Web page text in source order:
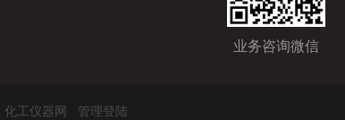
业务咨询微信
化工仪器网 管理登陆